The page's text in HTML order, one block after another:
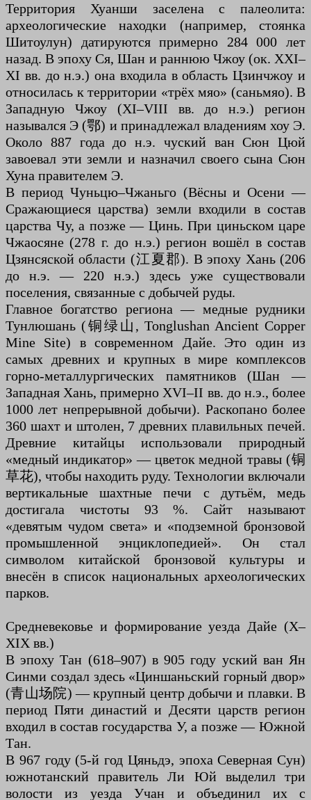
Территория Хуанши заселена с палеолита:
археологические находки (например, стоянка
Шитоулун) датируются примерно 284 000 лет
назад. В эпоху Ся, Шан и раннюю Чжоу (ок. XXI–
XI вв. до н.э.) она входила в область Цзинчжоу и
относилась к территории «трёх мяо» (саньмяо). В
Западную Чжоу (XI–VIII вв. до н.э.) регион
назывался Э (鄂) и принадлежал владениям хоу Э.
Около 887 года до н.э. чуский ван Сюн Цюй
завоевал эти земли и назначил своего сына Сюн
Хуна правителем Э.
В период Чуньцю–Чжаньго (Вёсны и Осени —
Сражающиеся царства) земли входили в состав
царства Чу, а позже — Цинь. При циньском царе
Чжаосяне (278 г. до н.э.) регион вошёл в состав
Цзянсяской области (江夏郡). В эпоху Хань (206
до н.э. — 220 н.э.) здесь уже существовали
поселения, связанные с добычей руды.
Главное богатство региона — медные рудники
Тунлюшань (铜绿山, Tonglushan Ancient Copper
Mine Site) в современном Дайе. Это один из
самых древних и крупных в мире комплексов
горно-металлургических памятников (Шан —
Западная Хань, примерно XVI–II вв. до н.э., более
1000 лет непрерывной добычи). Раскопано более
360 шахт и штолен, 7 древних плавильных печей.
Древние китайцы использовали природный
«медный индикатор» — цветок медной травы (铜
草花), чтобы находить руду. Технологии включали
вертикальные шахтные печи с дутьём, медь
достигала чистоты 93 %. Сайт называют
«девятым чудом света» и «подземной бронзовой
промышленной энциклопедией». Он стал
символом китайской бронзовой культуры и
внесён в список национальных археологических
парков.
Средневековье и формирование уезда Дайе (X–
XIX вв.)
В эпоху Тан (618–907) в 905 году уский ван Ян
Синми создал здесь «Циншаньский горный двор»
(青山场院) — крупный центр добычи и плавки. В
период Пяти династий и Десяти царств регион
входил в состав государства У, а позже — Южной
Тан.
В 967 году (5-й год Цяньдэ, эпоха Северная Сун)
южнотанский правитель Ли Юй выделил три
волости из уезда Учан и объединил их с